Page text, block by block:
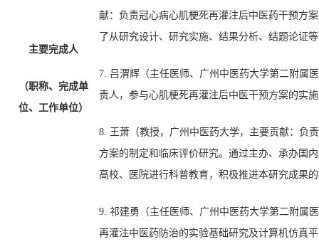
主要完成人
（职称、完成单
位、工作单位）
献： 负责冠心病心肌梗死再灌注后中医药干预方
了从研究设计、研究实施、结果分析、结题论证
7. 吕渭辉（主任医师、 广州中医药大学第二附属
责人，参与心肌梗死再灌注后中医干预方案的实
8. 王萧（教授，广州中医药大学， 主要贡献： 负
方案的制定和临床评价研究。通过主办、承办国
高校、医院进行科普教育，积极推进本研究成果
9. 祁建勇 （主任医师、 广州中医药大学第二附属
再灌注中医药防治的实验基础研究及计算机仿真